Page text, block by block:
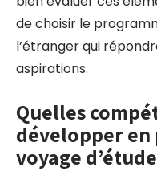
de choisir le
l’étranger qui
aspirations.
Quelles
développer
voyage